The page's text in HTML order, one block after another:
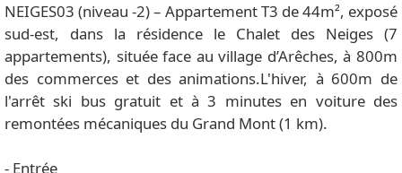
NEIGES03 (niveau -2) – Appartement T3 de 44m², exposé
sud-est, dans la résidence le Chalet des Neiges (7
appartements), située face au village d’Arêches, à 800m
des commerces et des animations.L'hiver, à 600m de
l'arrêt ski bus gratuit et à 3 minutes en voiture des
remontées mécaniques du Grand Mont (1 km).
- Entrée